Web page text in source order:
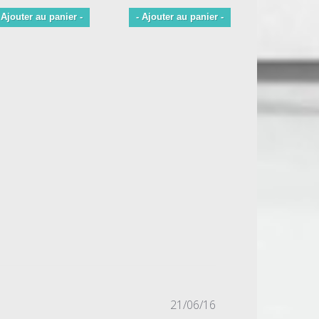
au panier - - Ajouter au panier -
Date
21/06/16